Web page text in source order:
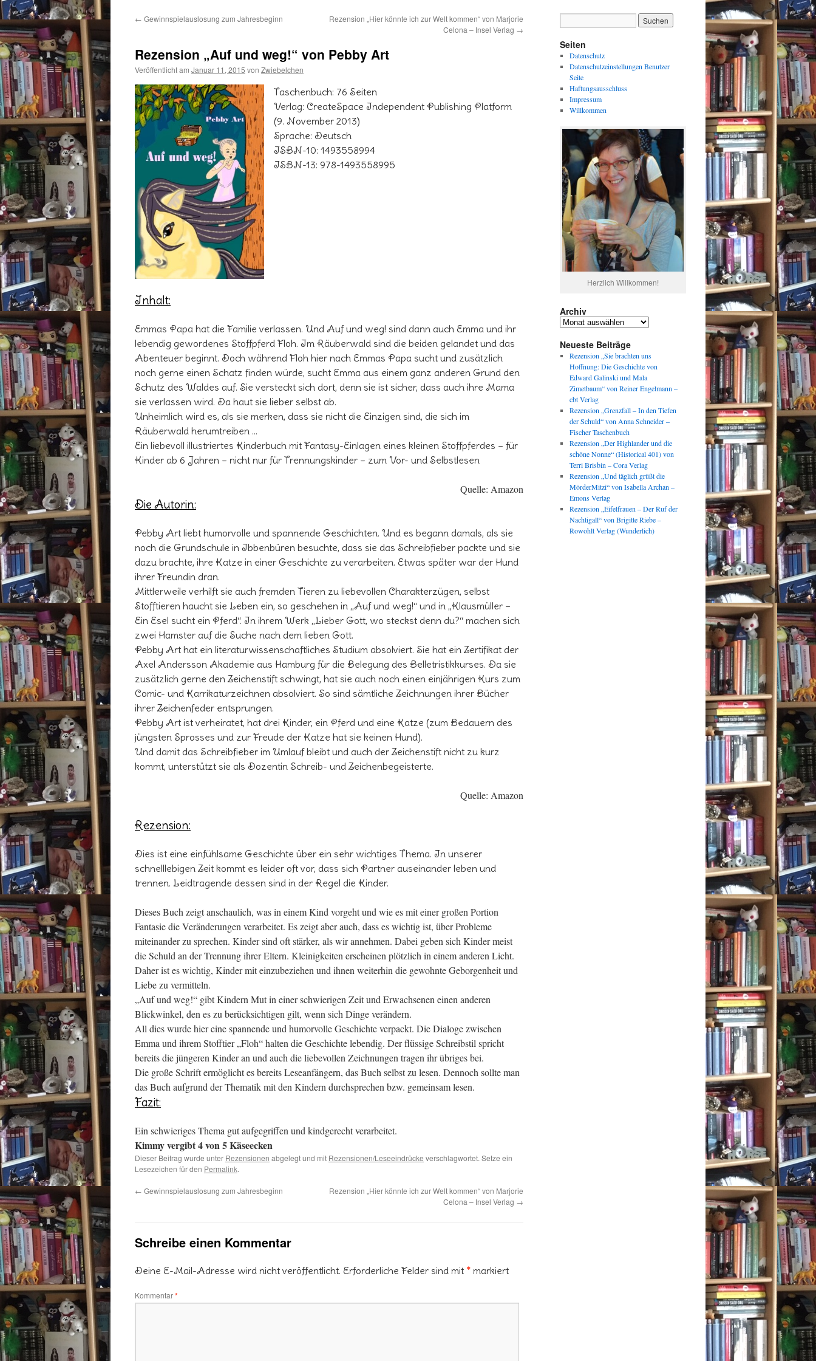
← Gewinnspielauslosung zum Jahresbeginn
Rezension „Hier könnte ich zur Welt kommen“ von Marjorie
Celona – Insel Verlag →
Rezension „Auf und weg!“ von Pebby Art
Veröffentlicht am Januar 11, 2015 von Zwiebelchen
Taschenbuch: 76 Seiten
Verlag: CreateSpace Independent Publishing Platform
(9. November 2013)
Sprache: Deutsch
ISBN-10: 1493558994
ISBN-13: 978-1493558995
Inhalt:
Emmas Papa hat die Familie verlassen. Und Auf und weg! sind dann auch Emma und ihr
lebendig gewordenes Stoffpferd Floh. Im Räuberwald sind die beiden gelandet und das
Abenteuer beginnt. Doch während Floh hier nach Emmas Papa sucht und zusätzlich
noch gerne einen Schatz finden würde, sucht Emma aus einem ganz anderen Grund den
Schutz des Waldes auf. Sie versteckt sich dort, denn sie ist sicher, dass auch ihre Mama
sie verlassen wird. Da haut sie lieber selbst ab.
Unheimlich wird es, als sie merken, dass sie nicht die Einzigen sind, die sich im
Räuberwald herumtreiben …
Ein liebevoll illustriertes Kinderbuch mit Fantasy-Einlagen eines kleinen Stoffpferdes – für
Kinder ab 6 Jahren – nicht nur für Trennungskinder – zum Vor- und Selbstlesen
Quelle: Amazon
Die Autorin:
Pebby Art liebt humorvolle und spannende Geschichten. Und es begann damals, als sie
noch die Grundschule in Ibbenbüren besuchte, dass sie das Schreibfieber packte und sie
dazu brachte, ihre Katze in einer Geschichte zu verarbeiten. Etwas später war der Hund
ihrer Freundin dran.
Mittlerweile verhilft sie auch fremden Tieren zu liebevollen Charakterzügen, selbst
Stofftieren haucht sie Leben ein, so geschehen in „Auf und weg!“ und in „Klausmüller –
Ein Esel sucht ein Pferd“. In ihrem Werk „Lieber Gott, wo steckst denn du?“ machen sich
zwei Hamster auf die Suche nach dem lieben Gott.
Pebby Art hat ein literaturwissenschaftliches Studium absolviert. Sie hat ein Zertifikat der
Axel Andersson Akademie aus Hamburg für die Belegung des Belletristikkurses. Da sie
zusätzlich gerne den Zeichenstift schwingt, hat sie auch noch einen einjährigen Kurs zum
Comic- und Karrikaturzeichnen absolviert. So sind sämtliche Zeichnungen ihrer Bücher
ihrer Zeichenfeder entsprungen.
Pebby Art ist verheiratet, hat drei Kinder, ein Pferd und eine Katze (zum Bedauern des
jüngsten Sprosses und zur Freude der Katze hat sie keinen Hund).
Und damit das Schreibfieber im Umlauf bleibt und auch der Zeichenstift nicht zu kurz
kommt, unterstützt sie als Dozentin Schreib- und Zeichenbegeisterte.
Quelle: Amazon
Rezension:
Dies ist eine einfühlsame Geschichte über ein sehr wichtiges Thema. In unserer
schnelllebigen Zeit kommt es leider oft vor, dass sich Partner auseinander leben und
trennen. Leidtragende dessen sind in der Regel die Kinder.
Dieses Buch zeigt anschaulich, was in einem Kind vorgeht und wie es mit einer großen Portion
Fantasie die Veränderungen verarbeitet. Es zeigt aber auch, dass es wichtig ist, über Probleme
miteinander zu sprechen. Kinder sind oft stärker, als wir annehmen. Dabei geben sich Kinder meist
die Schuld an der Trennung ihrer Eltern. Kleinigkeiten erscheinen plötzlich in einem anderen Licht.
Daher ist es wichtig, Kinder mit einzubeziehen und ihnen weiterhin die gewohnte Geborgenheit und
Liebe zu vermitteln.
„Auf und weg!“ gibt Kindern Mut in einer schwierigen Zeit und Erwachsenen einen anderen
Blickwinkel, den es zu berücksichtigen gilt, wenn sich Dinge verändern.
All dies wurde hier eine spannende und humorvolle Geschichte verpackt. Die Dialoge zwischen
Emma und ihrem Stofftier „Floh“ halten die Geschichte lebendig. Der flüssige Schreibstil spricht
bereits die jüngeren Kinder an und auch die liebevollen Zeichnungen tragen ihr übriges bei.
Die große Schrift ermöglicht es bereits Leseanfängern, das Buch selbst zu lesen. Dennoch sollte man
das Buch aufgrund der Thematik mit den Kindern durchsprechen bzw. gemeinsam lesen.
Fazit:
Ein schwieriges Thema gut aufgegriffen und kindgerecht verarbeitet.
Kimmy vergibt 4 von 5 Käseecken
Dieser Beitrag wurde unter Rezensionen abgelegt und mit Rezensionen/Leseeindrücke verschlagwortet. Setze ein
Lesezeichen für den Permalink.
← Gewinnspielauslosung zum Jahresbeginn
Rezension „Hier könnte ich zur Welt kommen“ von Marjorie
Celona – Insel Verlag →
Schreibe einen Kommentar
Deine E-Mail-Adresse wird nicht veröffentlicht. Erforderliche Felder sind mit * markiert
Kommentar*
Seiten
Datenschutz
Datenschutzeinstellungen Benutzer
Seite
Haftungsausschluss
Impressum
Willkommen
Herzlich Willkommen!
Archiv
Archiv
Neueste Beiträge
Rezension „Sie brachten uns
Hoffnung: Die Geschichte von
Edward Galinski und Mala
Zimetbaum“ von Reiner Engelmann –
cbt Verlag
Rezension „Grenzfall – In den Tiefen
der Schuld“ von Anna Schneider –
Fischer Taschenbuch
Rezension „Der Highlander und die
schöne Nonne“ (Historical 401) von
Terri Brisbin – Cora Verlag
Rezension „Und täglich grüßt die
MörderMitzi“ von Isabella Archan –
Emons Verlag
Rezension „Eifelfrauen – Der Ruf der
Nachtigall“ von Brigitte Riebe –
Rowohlt Verlag (Wunderlich)